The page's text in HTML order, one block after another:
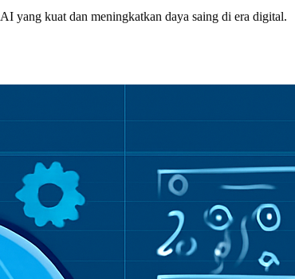
yang kuat dan meningkatkan daya saing di era digital.